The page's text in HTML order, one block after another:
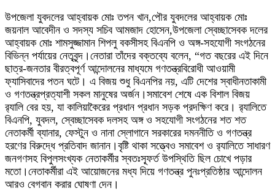
উপজেলা যুবদলের আহ্বায়ক মোঃ তপন খান,পৌর যুবদলের আহ্বায়ক মোঃ
জয়নাল আবেদীন ও সদস্য সচিব আমজাদ হোসেন,উপজেলা স্বেচ্ছাসেবক দলের
আহ্বায়ক মোঃ শামসুজ্জামান শিপলু বকসীসহ বিএনপি ও অঙ্গ-সহযোগী সংগঠনের
বিভিন্ন পর্যায়ের নেতৃবৃন্দ।নেতারা তাঁদের বক্তব্যে বলেন, “গত বছরের এই দিনে
ছাত্র-জনতার বীরত্বপূর্ণ আন্দোলনের মাধ্যমে গণতন্ত্রবিরোধী আওয়ামী
ফ্যাসিবাদের পতন ঘটে। এ বিজয় শুধু বিএনপির নয়, এটি দেশের স্বাধীনতাকামী
ও গণতন্ত্রপ্রত্যাশী সকল মানুষের অর্জন।সমাবেশ শেষে এক বিশাল বিজয়
র‍্যালি বের হয়, যা কালিয়াকৈরের প্রধান প্রধান সড়ক প্রদক্ষিণ করে। র‍্যালিতে
বিএনপি, যুবদল, স্বেচ্ছাসেবক দলসহ অঙ্গ ও সহযোগী সংগঠনের শত শত
নেতাকর্মী ব্যানার, ফেস্টুন ও নানা স্লোগানে সরকারের দমননীতি ও গণতন্ত্র
হরণের বিরুদ্ধে প্রতিবাদ জানান।বৃষ্টি থাকা সত্ত্বেও সমাবেশ ও র‍্যালিতে সাধারণ
জনগণসহ বিপুলসংখ্যক নেতাকর্মীর স্বতঃস্ফূর্ত উপস্থিতি ছিল চোখে পড়ার
মতো।নেতাকর্মীরা এই আয়োজনের মধ্য দিয়ে গণতন্ত্র পুনঃপ্রতিষ্ঠার আন্দোলন
আরও বেগবান করার ঘোষণা দেন।